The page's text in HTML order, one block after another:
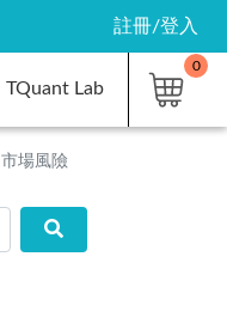
註冊/登入
TQuant Lab
0
市場風險